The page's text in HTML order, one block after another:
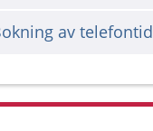
av telefontid